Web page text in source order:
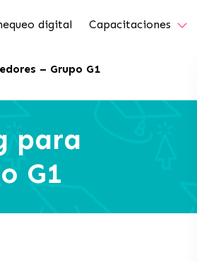
digital Capacitaciones
– Grupo G1
para
G1